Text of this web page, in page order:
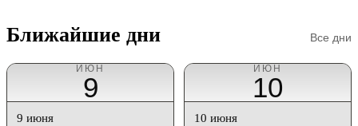
Ближайшие дни Все дни
ИЮН
9
9 июня
ИЮН
10
10 июня